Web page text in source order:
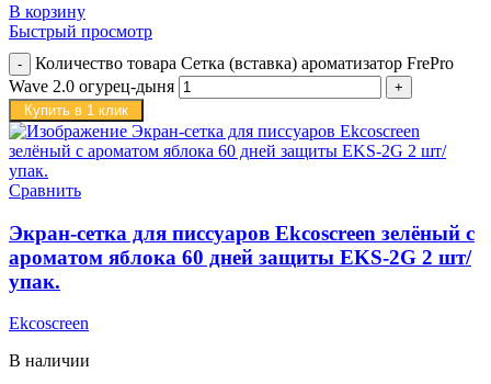
В корзину
Быстрый просмотр
Количество товара Сетка (вставка) ароматизатор FrePro
Wave 2.0 огурец-дыня
Купить в 1 клик
Сравнить
Экран-сетка для писсуаров Ekcoscreen зелёный с
ароматом яблока 60 дней защиты EKS-2G 2 шт/
упак.
Ekcoscreen
В наличии